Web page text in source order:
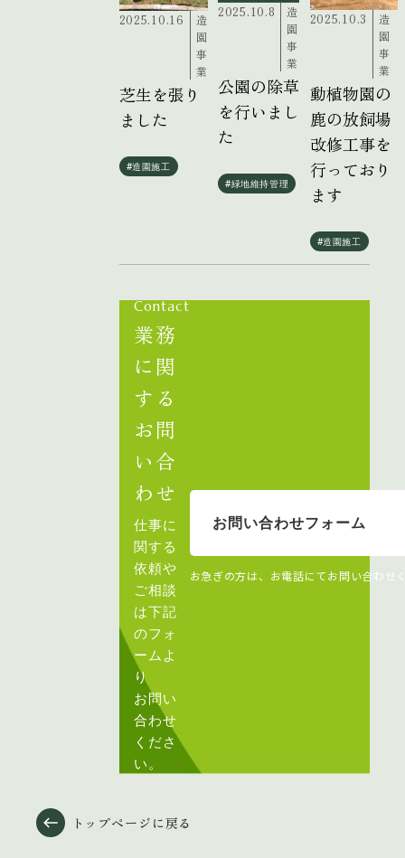
2025.10.16
造
園
事
業
芝生を張り
ました
#造園施工
2025.10.8
造
園
事
業
公園の除草
を行いまし
た
#緑地維持管理
2025.10.3
造
園
事
業
動植物園の
鹿の放飼場
改修工事を
行っており
ます
#造園施工
Contact
業務
に関
する
お問
い合
わせ
仕事に
関する
依頼や
ご相談
は下記
のフォ
ームよ
り
お問い
合わせ
くださ
い。
お問い合わせフォーム
お急ぎの方は、お電話にてお問い合わせ
トップページに戻る